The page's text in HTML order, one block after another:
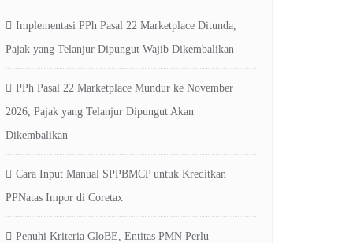
Implementasi PPh Pasal 22 Marketplace Ditunda,
Pajak yang Telanjur Dipungut Wajib Dikembalikan
PPh Pasal 22 Marketplace Mundur ke November
2026, Pajak yang Telanjur Dipungut Akan
Dikembalikan
Cara Input Manual SPPBMCP untuk Kreditkan
PPNatas Impor di Coretax
Penuhi Kriteria GloBE, Entitas PMN Perlu